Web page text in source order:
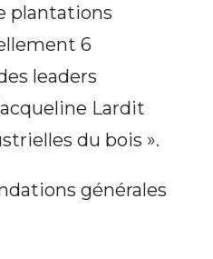
plantations
6
leaders
Lardit
du bois ».
générales